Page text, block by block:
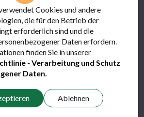
FAQs
Kontact
Cookies und andere
die für den Betrieb der
erforderlich sind und die
Daten erfordern.
finden Sie in unserer
- Verarbeitung und Schutz
Daten.
Ablehnen